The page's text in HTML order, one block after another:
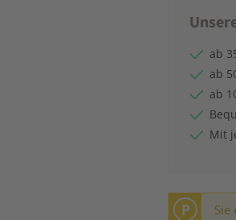
ab
ab
ab
Mit
P Sie